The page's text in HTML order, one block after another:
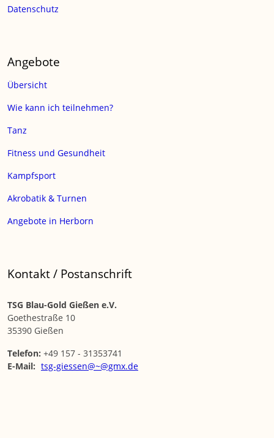
Datenschutz
Angebote
Übersicht
Wie kann ich teilnehmen?
Tanz
Fitness und Gesundheit
Kampfsport
Akrobatik & Turnen
Angebote in Herborn
Kontakt / Postanschrift
TSG Blau-Gold Gießen e.V.
Goethestraße 10
35390 Gießen
Telefon: +49 157 - 31353741
E-Mail: tsg-giessen@~@gmx.de